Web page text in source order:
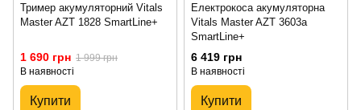
Тример акумуляторний Vitals
Master AZT 1828 SmartLine+
1 690 грн 1 999 грн
В наявності
Купити
Електрокоса акумуляторна
Vitals Master AZT 3603a
SmartLine+
6 419 грн
В наявності
Купити